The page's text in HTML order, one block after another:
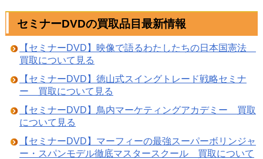
セミナーDVDの買取品目最新情報
【セミナーDVD】映像で語るわたしたちの日本国憲法
買取について見る
【セミナーDVD】徳山式スイングトレード戦略セミナ
ー 買取について見る
【セミナーDVD】鳥内マーケティングアカデミー 買取
について見る
【セミナーDVD】マーフィーの最強スーパーボリンジャ
ー・スパンモデル徹底マスタースクール 買取について